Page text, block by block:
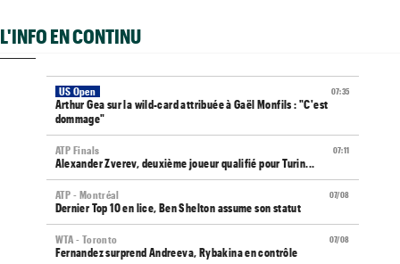
L'INFO EN CONTINU
07:35
US Open
Arthur Gea sur la wild-card attribuée à Gaël Monfils : "C'est
dommage"
07:11
ATP Finals
Alexander Zverev, deuxième joueur qualifié pour Turin...
07/08
ATP - Montréal
Dernier Top 10 en lice, Ben Shelton assume son statut
07/08
WTA - Toronto
Fernandez surprend Andreeva, Rybakina en contrôle